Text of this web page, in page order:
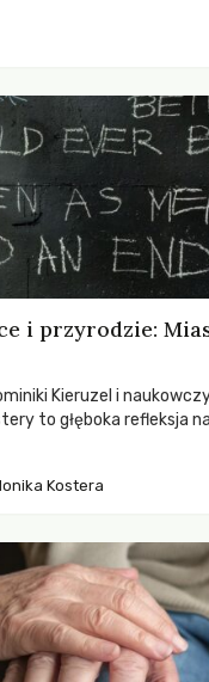
w swoich dziejach.
i przyrodzie:
Kieruzel i
to głęboka refleksja
Kostera